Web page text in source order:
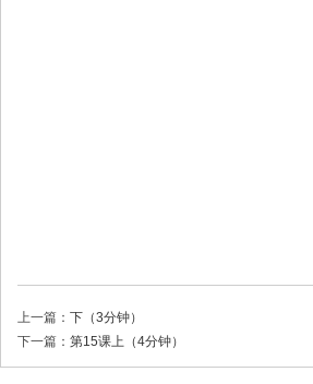
上一篇： 下（3分钟）
下一篇： 第15课上（4分钟）